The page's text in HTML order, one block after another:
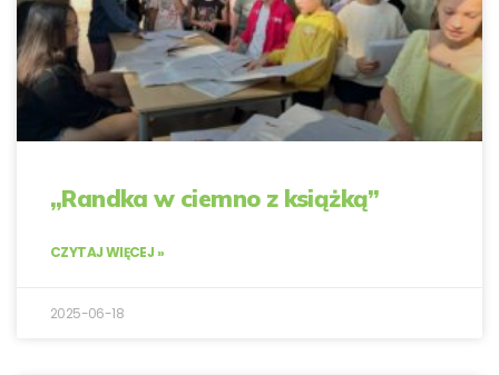
„Randka w ciemno z książką”
CZYTAJ WIĘCEJ »
2025-06-18